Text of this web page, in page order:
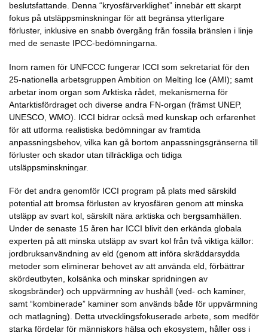
beslutsfattande. Denna “kryosfärverklighet” innebär ett skarpt
fokus på utsläppsminskningar för att begränsa ytterligare
förluster, inklusive en snabb övergång från fossila bränslen i linje
med de senaste IPCC-bedömningarna.
Inom ramen för UNFCCC fungerar ICCI som sekretariat för den
25-nationella arbetsgruppen Ambition on Melting Ice (AMI); samt
arbetar inom organ som Arktiska rådet, mekanismerna för
Antarktisfördraget och diverse andra FN-organ (främst UNEP,
UNESCO, WMO). ICCI bidrar också med kunskap och erfarenhet
för att utforma realistiska bedömningar av framtida
anpassningsbehov, vilka kan gå bortom anpassningsgränserna till
förluster och skador utan tillräckliga och tidiga
utsläppsminskningar.
För det andra genomför ICCI program på plats med särskild
potential att bromsa förlusten av kryosfären genom att minska
utsläpp av svart kol, särskilt nära arktiska och bergsamhällen.
Under de senaste 15 åren har ICCI blivit den erkända globala
experten på att minska utsläpp av svart kol från två viktiga källor:
jordbruksanvändning av eld (genom att införa skräddarsydda
metoder som eliminerar behovet av att använda eld, förbättrar
skördeutbyten, kolsänka och minskar spridningen av
skogsbränder) och uppvärmning av hushåll (ved- och kaminer,
samt “kombinerade” kaminer som används både för uppvärmning
och matlagning). Detta utvecklingsfokuserade arbete, som medför
starka fördelar för människors hälsa och ekosystem, håller oss i